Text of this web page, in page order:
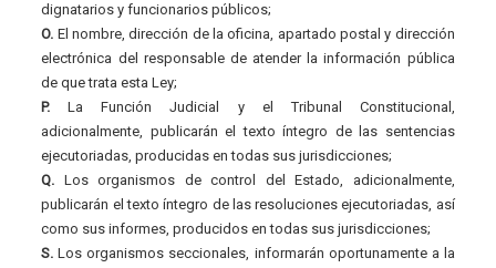
dignatarios y funcionarios públicos;
O. El nombre, dirección de la oficina, apartado postal y dirección
electrónica del responsable de atender la información pública
de que trata esta Ley;
P. La Función Judicial y el Tribunal Constitucional,
adicionalmente, publicarán el texto íntegro de las sentencias
ejecutoriadas, producidas en todas sus jurisdicciones;
Q. Los organismos de control del Estado, adicionalmente,
publicarán el texto íntegro de las resoluciones ejecutoriadas, así
como sus informes, producidos en todas sus jurisdicciones;
S. Los organismos seccionales, informarán oportunamente a la